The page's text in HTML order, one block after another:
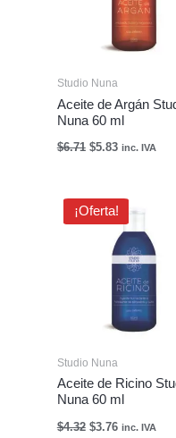
Studio Nuna
Aceite de Argán
Nuna 60 ml
$6.71 $5.83 inc. IVA
¡Oferta!
Studio Nuna
Aceite de Ricino
Nuna 60 ml
$4.32
El
precio
original
$4.32.
$3.76
El
precio
actual
es:
$3.76.
inc. IVA